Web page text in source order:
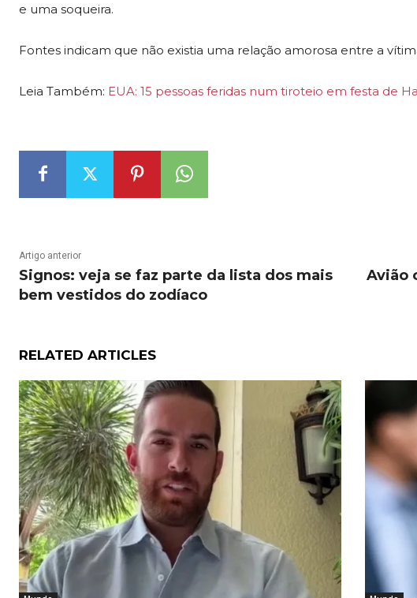
e uma soqueira.
Fontes indicam que não existia uma relação amorosa entre a
Leia Também: EUA: 15 pessoas feridas num tiroteio em festa de
Artigo anterior
Signos: veja se faz parte da lista dos mais
bem vestidos do zodíaco
Avião
RELATED ARTICLES